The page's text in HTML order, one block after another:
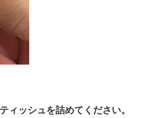
ィッシュを詰めてください。